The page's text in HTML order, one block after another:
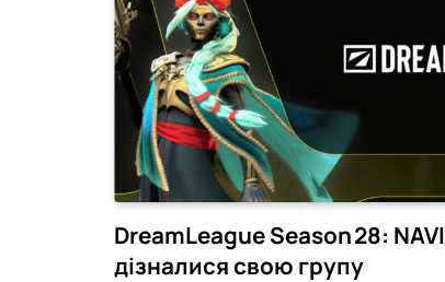
DreamLeague Season 28: NAVI
дізналися свою групу